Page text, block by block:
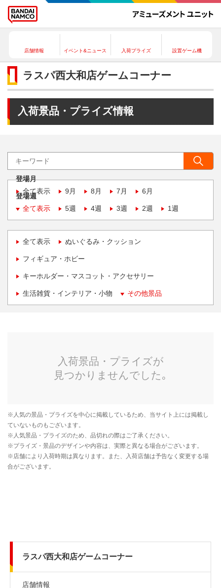
店舗情報 イベント&ニュース 入荷プライズ 設置ゲーム機
ラスパ西大和店ゲームコーナー
入荷景品・プライズ情報
登場月
全て表示
9月 8月 7月 6月
登場週
全て表示
5週 4週 3週 2週 1週
全て表示 ぬいぐるみ・クッション
フィギュア・ホビー
キーホルダー・マスコット・アクセサリー
生活雑貨・インテリア・小物 その他景品
ラスパ西大和店ゲームコーナー
店舗情報